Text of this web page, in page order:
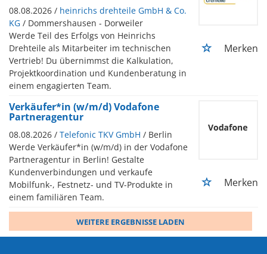
08.08.2026 / heinrichs drehteile GmbH & Co.
KG / Dommershausen - Dorweiler
Werde Teil des Erfolgs von Heinrichs
Drehteile als Mitarbeiter im technischen
Vertrieb! Du übernimmst die Kalkulation,
Projektkoordination und Kundenberatung in
einem engagierten Team.
Merken
Verkäufer*in (w/m/d) Vodafone
Partneragentur
08.08.2026 / Telefonic TKV GmbH / Berlin
Werde Verkäufer*in (w/m/d) in der Vodafone
Partneragentur in Berlin! Gestalte
Kundenverbindungen und verkaufe
Mobilfunk-, Festnetz- und TV-Produkte in
einem familiären Team.
Merken
WEITERE ERGEBNISSE LADEN